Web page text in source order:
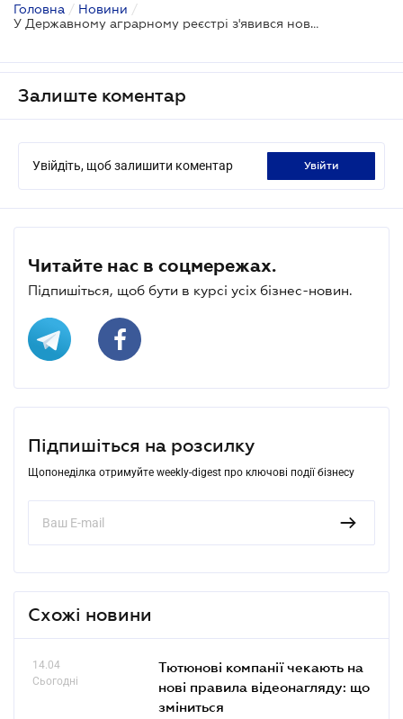
Головна / Новини /
У Державному аграрному реєстрі з'явився новий функціонал
Залиште коментар
Увійдіть, щоб залишити коментар увійти
Читайте нас в соцмережах.
Підпишіться, щоб бути в курсі усіх бізнес-новин.
Підпишіться на розсилку
Щопонеділка отримуйте weekly-digest про ключові події бізнесу
Схожі новини
14.04
Сьогодні
Тютюнові компанії чекають на
нові правила відеонагляду: що
зміниться